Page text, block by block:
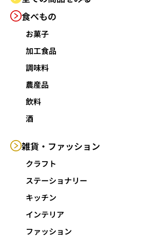
食べもの
お菓子
加工食品
調味料
農産品
飲料
酒
雑貨・ ファッション
クラフト
ステーショナリー
キッチン
インテリア
ファッション